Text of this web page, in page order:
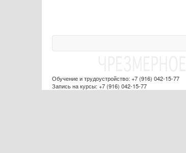
Обучение и трудоустройство: +7 (916) 042-15-77
Запись на курсы: +7 (916) 042-15-77